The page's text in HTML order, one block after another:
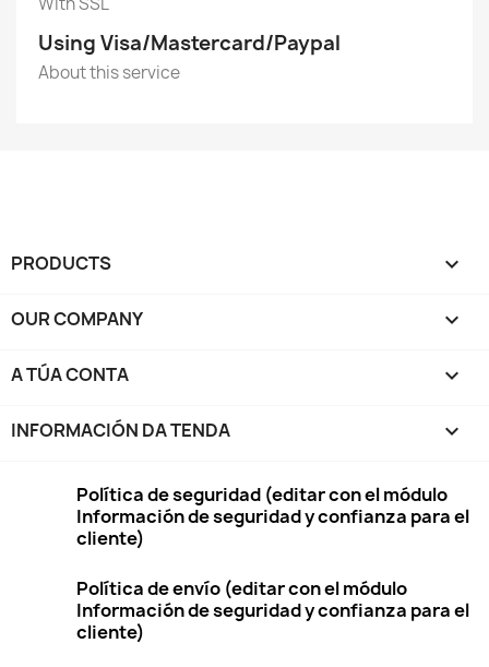
Using Visa/Mastercard/Paypal
About this service
PRODUCTS 
OUR COMPANY 
A TÚA CONTA 
INFORMACIÓN DA TENDA keyboard_arrow_down
Política de seguridad (editar con el módulo
Información de seguridad y confianza para el
cliente)
Política de envío (editar con el módulo
Información de seguridad y confianza para el
cliente)